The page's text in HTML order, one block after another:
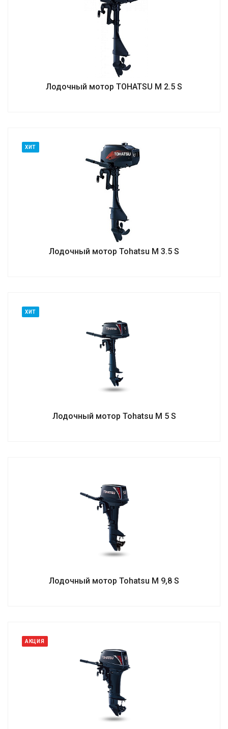
Лодочный мотор TOHATSU M 2.5 S
ХИТ
Лодочный мотор Tohatsu M 3.5 S
ХИТ
Лодочный мотор Tohatsu M 5 S
Лодочный мотор Tohatsu M 9,8 S
АКЦИЯ